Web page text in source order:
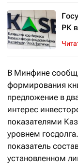
РК
В Минфине
формирования
предложение в
интерес
показателями
уровнем
показатель
установленном